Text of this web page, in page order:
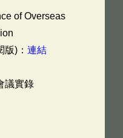
of Overseas
)： 連結
議實錄